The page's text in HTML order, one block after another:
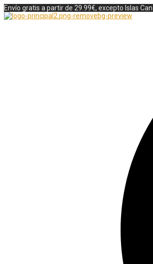
Envío gratis a partir de 29.99€, excepto Islas